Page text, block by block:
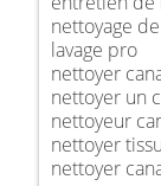
nettoyage
lavage pro
nettoyer
nettoyer un
nettoyeur
nettoyer
nettoyer